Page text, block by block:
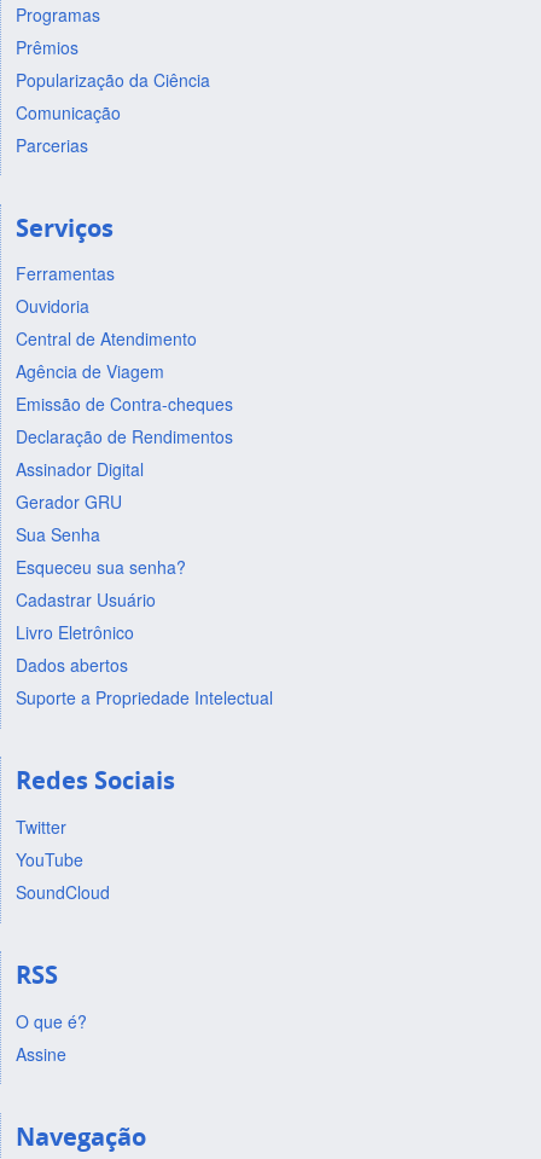
Programas
Prêmios
Popularização da Ciência
Comunicação
Parcerias
Serviços
Ferramentas
Ouvidoria
Central de Atendimento
Agência de Viagem
Emissão de Contra-cheques
Declaração de Rendimentos
Assinador Digital
Gerador GRU
Sua Senha
Esqueceu sua senha?
Cadastrar Usuário
Livro Eletrônico
Dados abertos
Suporte a Propriedade Intelectual
Redes Sociais
Twitter
YouTube
SoundCloud
RSS
O que é?
Assine
Navegação